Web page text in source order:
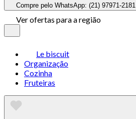
Compre pelo WhatsApp: (21) 97971-2181
Ver ofertas para a região
Le biscuit
Organização
Cozinha
Fruteiras